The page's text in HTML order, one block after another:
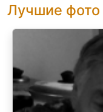
Лучшие фото